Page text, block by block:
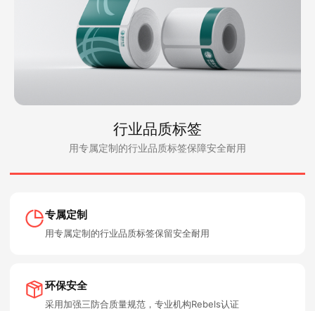
行业品质标签
用专属定制的行业品质标签保障安全耐用
专属定制
用专属定制的行业品质标签保留安全耐用
环保安全
采用加强三防合质量规范，专业机构Rebels认证